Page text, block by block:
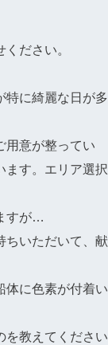
ださい。
特に綺麗な日が多
用意が整ってい
ます。エリア選択
すが…
ちいただいて、献
体に色素が付着い
を教えてください